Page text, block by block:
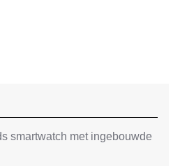
smartwatch met ingebouwde